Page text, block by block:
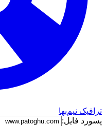
ترافیک نیم‌بها
پسورد فایل: